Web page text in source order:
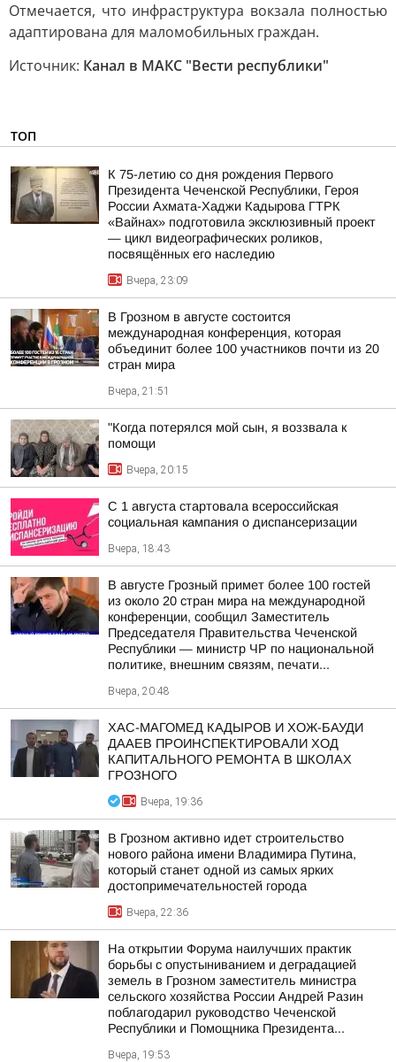
Отмечается, что инфраструктура вокзала полностью
адаптирована для маломобильных граждан.
Источник: Канал в МАКС "Вести республики"
ТОП
К 75-летию со дня рождения Первого
Президента Чеченской Республики, Героя
России Ахмата-Хаджи Кадырова ГТРК
«Вайнах» подготовила эксклюзивный проект
— цикл видеографических роликов,
посвящённых его наследию
Вчера, 23:09
В Грозном в августе состоится
международная конференция, которая
объединит более 100 участников почти из 20
стран мира
Вчера, 21:51
"Когда потерялся мой сын, я воззвала к
помощи
Вчера, 20:15
С 1 августа стартовала всероссийская
социальная кампания о диспансеризации
Вчера, 18:43
В августе Грозный примет более 100 гостей
из около 20 стран мира на международной
конференции, сообщил Заместитель
Председателя Правительства Чеченской
Республики — министр ЧР по национальной
политике, внешним связям, печати...
Вчера, 20:48
ХАС-МАГОМЕД КАДЫРОВ И ХОЖ-БАУДИ
ДААЕВ ПРОИНСПЕКТИРОВАЛИ ХОД
КАПИТАЛЬНОГО РЕМОНТА В ШКОЛАХ
ГРОЗНОГО
Вчера, 19:36
В Грозном активно идет строительство
нового района имени Владимира Путина,
который станет одной из самых ярких
достопримечательностей города
Вчера, 22:36
На открытии Форума наилучших практик
борьбы с опустыниванием и деградацией
земель в Грозном заместитель министра
сельского хозяйства России Андрей Разин
поблагодарил руководство Чеченской
Республики и Помощника Президента...
Вчера, 19:53